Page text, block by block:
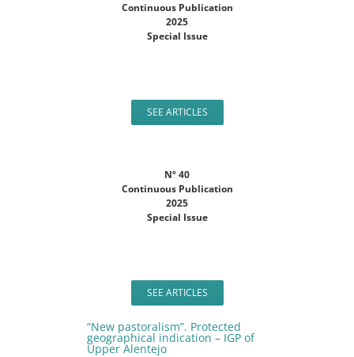
Continuous Publication
2025
Special Issue
SEE ARTICLES
Nº 40
Continuous Publication
2025
Special Issue
SEE ARTICLES
“New pastoralism”. Protected
geographical indication – IGP of
Upper Alentejo